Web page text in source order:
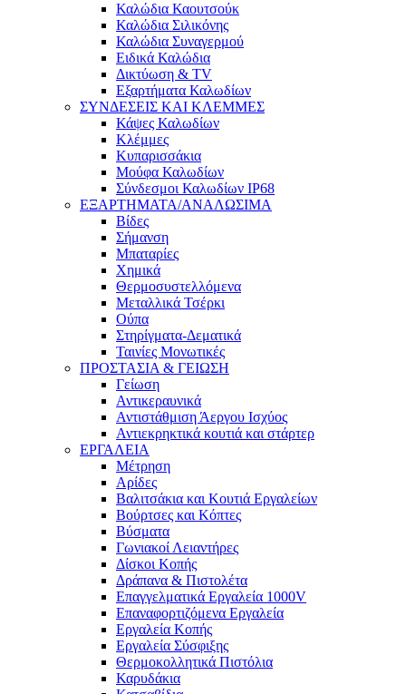
Καλώδια Καουτσούκ
Καλώδια Σιλικόνης
Καλώδια Συναγερμού
Ειδικά Καλώδια
Δικτύωση & TV
Εξαρτήματα Καλωδίων
ΣΥΝΔΕΣΕΙΣ ΚΑΙ ΚΛΕΜΜΕΣ
Κάψες Καλωδίων
Κλέμμες
Κυπαρισσάκια
Μούφα Καλωδίων
Σύνδεσμοι Καλωδίων IP68
ΕΞΑΡΤΗΜΑΤΑ/ΑΝΑΛΩΣΙΜΑ
Βίδες
Σήμανση
Μπαταρίες
Χημικά
Θερμοσυστελλόμενα
Μεταλλικά Τσέρκι
Ούπα
Στηρίγματα-Δεματικά
Ταινίες Μονωτικές
ΠΡΟΣΤΑΣΙΑ & ΓΕΙΩΣΗ
Γείωση
Αντικεραυνικά
Αντιστάθμιση Άεργου Ισχύος
Αντιεκρηκτικά κουτιά και στάρτερ
ΕΡΓΑΛΕΙΑ
Μέτρηση
Αρίδες
Βαλιτσάκια και Κουτιά Εργαλείων
Βούρτσες και Κόπτες
Βύσματα
Γωνιακοί Λειαντήρες
Δίσκοι Κοπής
Δράπανα & Πιστολέτα
Επαγγελματικά Εργαλεία 1000V
Επαναφορτιζόμενα Εργαλεία
Εργαλεία Κοπής
Εργαλεία Σύσφιξης
Θερμοκολλητικά Πιστόλια
Καρυδάκια